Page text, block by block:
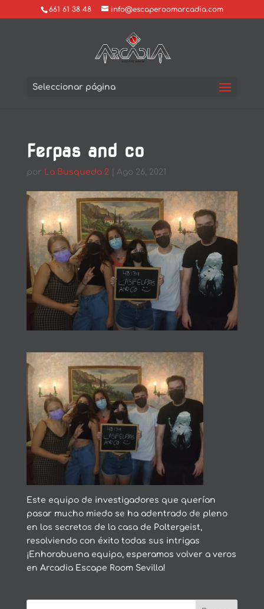
661 61 38 48 info@escaperoomarcadia.com
Seleccionar página
Ferpas and co
por La Busqueda 2| Ago 26, 2021
Este equipo de investigadores que querían
pasar mucho miedo se ha adentrado de pleno
en los secretos de la casa de Poltergeist,
resolviendo con éxito todas sus intrigas
¡Enhorabuena equipo, esperamos volver a veros
en Arcadia Escape Room Sevilla!